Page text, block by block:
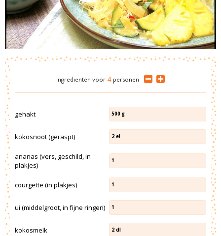
Ingrediënten voor 4 personen
gehakt 500 g
kokosnoot (geraspt) 2 el
ananas (vers, geschild, in
plakjes)
1
courgette (in plakjes) 1
ui (middelgroot, in fijne ringen) 1
kokosmelk 2 dl